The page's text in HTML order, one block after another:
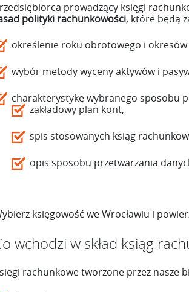
prowadzący księgi
polityki rachunkowości, które będą
określenie roku obrotowego i okresów
wybór metody wyceny aktywów i
charakterystykę wybranego sposobu
zakładowy plan kont,
spis stosowanych ksiąg
opis sposobu przetwarzania
księgowość we Wrocławiu i
wchodzi w skład ksiąg
rachunkowe tworzone przez nasze